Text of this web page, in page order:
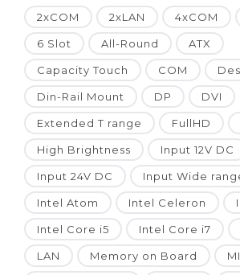
2xCOM 2xLAN 4xCOM
6 Slot All-Round ATX
Capacity Touch COM
Din-Rail Mount DP DVI
Extended T range FullHD
High Brightness Input 12V DC
Input 24V DC Input Wide
Intel Atom Intel Celeron
Intel Core i5 Intel Core i7
LAN Memory on Board